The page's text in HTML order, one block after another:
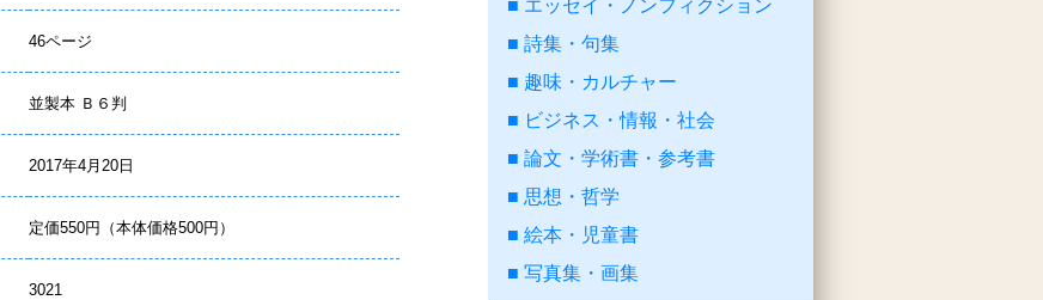
46ページ
並製本 Ｂ６判
2017年4月20日
定価550円（本体価格500円）
3021
エッセイ・ノンフィクション
詩集・句集
趣味・カルチャー
ビジネス・情報・社会
論文・学術書・参考書
思想・哲学
絵本・児童書
写真集・画集